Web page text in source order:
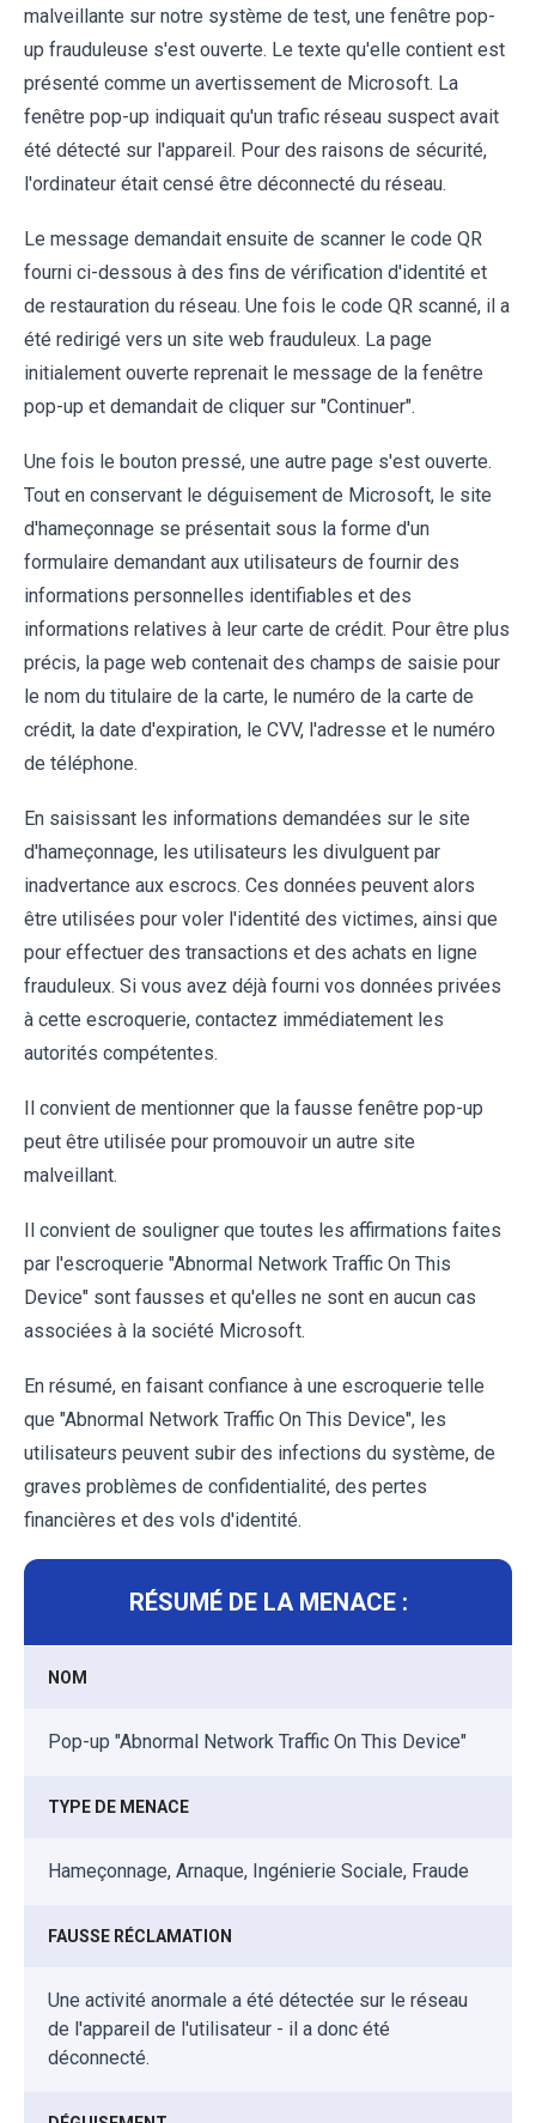
malveillante sur notre système de test, une fenêtre pop-
up frauduleuse s'est ouverte. Le texte qu'elle contient est
présenté comme un avertissement de Microsoft. La
fenêtre pop-up indiquait qu'un trafic réseau suspect avait
été détecté sur l'appareil. Pour des raisons de sécurité,
l'ordinateur était censé être déconnecté du réseau.
Le message demandait ensuite de scanner le code QR
fourni ci-dessous à des fins de vérification d'identité et
de restauration du réseau. Une fois le code QR scanné, il a
été redirigé vers un site web frauduleux. La page
initialement ouverte reprenait le message de la fenêtre
pop-up et demandait de cliquer sur "Continuer".
Une fois le bouton pressé, une autre page s'est ouverte.
Tout en conservant le déguisement de Microsoft, le site
d'hameçonnage se présentait sous la forme d'un
formulaire demandant aux utilisateurs de fournir des
informations personnelles identifiables et des
informations relatives à leur carte de crédit. Pour être plus
précis, la page web contenait des champs de saisie pour
le nom du titulaire de la carte, le numéro de la carte de
crédit, la date d'expiration, le CVV, l'adresse et le numéro
de téléphone.
En saisissant les informations demandées sur le site
d'hameçonnage, les utilisateurs les divulguent par
inadvertance aux escrocs. Ces données peuvent alors
être utilisées pour voler l'identité des victimes, ainsi que
pour effectuer des transactions et des achats en ligne
frauduleux. Si vous avez déjà fourni vos données privées
à cette escroquerie, contactez immédiatement les
autorités compétentes.
Il convient de mentionner que la fausse fenêtre pop-up
peut être utilisée pour promouvoir un autre site
malveillant.
Il convient de souligner que toutes les affirmations faites
par l'escroquerie "Abnormal Network Traffic On This
Device" sont fausses et qu'elles ne sont en aucun cas
associées à la société Microsoft.
En résumé, en faisant confiance à une escroquerie telle
que "Abnormal Network Traffic On This Device", les
utilisateurs peuvent subir des infections du système, de
graves problèmes de confidentialité, des pertes
financières et des vols d'identité.
RÉSUMÉ DE LA MENACE :
NOM
Pop-up "Abnormal Network Traffic On This Device"
TYPE DE MENACE
Hameçonnage, Arnaque, Ingénierie Sociale, Fraude
FAUSSE RÉCLAMATION
Une activité anormale a été détectée sur le réseau
de l'appareil de l'utilisateur - il a donc été
déconnecté.